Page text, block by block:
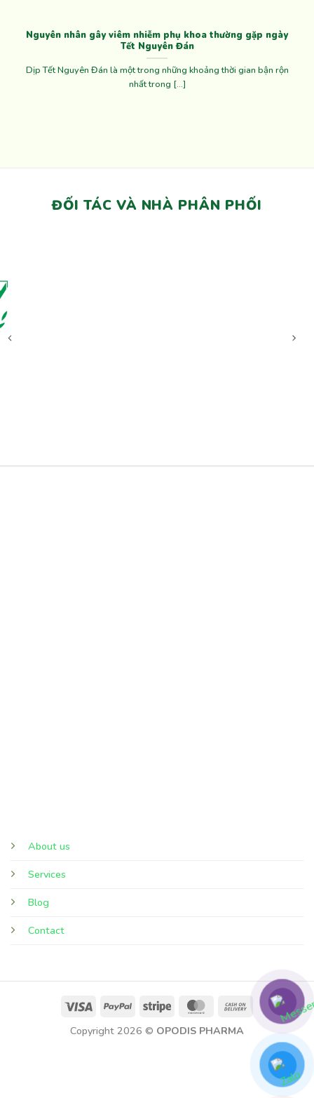
Nguyên nhân gây viêm nhiễm phụ khoa thường gặp ngày
Tết Nguyên Đán
Dịp Tết Nguyên Đán là một trong những khoảng thời gian bận rộn
nhất trong [...]
ĐỐI TÁC VÀ NHÀ PHÂN PHỐI
About us
Services
Blog
Contact
Visa PayPal Stripe MasterCardCash
Copyright 2026 © OPODIS PHARMA